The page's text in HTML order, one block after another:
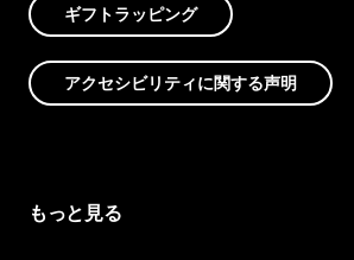
ギフトラッピング
アクセシビリティに関する声明
もっと見る